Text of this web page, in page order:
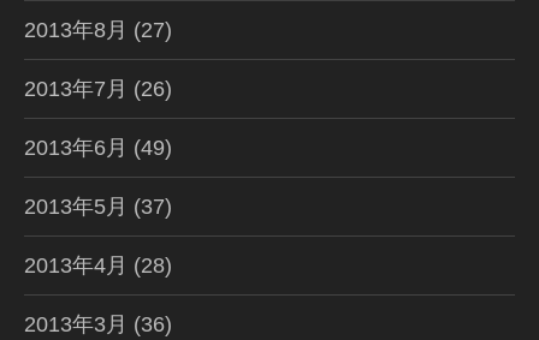
2013年8月 (27)
2013年7月 (26)
2013年6月 (49)
2013年5月 (37)
2013年4月 (28)
2013年3月 (36)